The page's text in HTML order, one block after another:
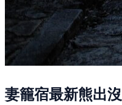
妻籠宿最新熊出